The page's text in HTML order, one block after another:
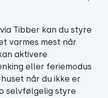
via Tibber kan du styre
varmes mest når
aktivere
eller feriemodus
når du ikke er
selvfølgelig styre